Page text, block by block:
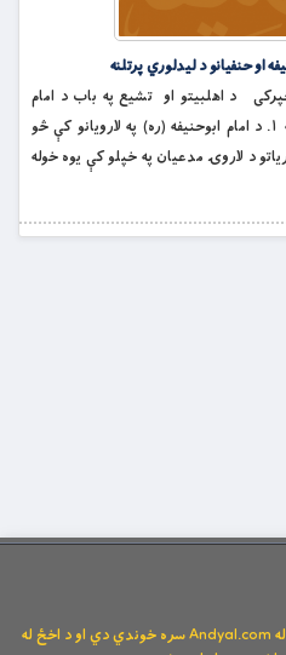
او حنفیانو د لیدلوري پرتلنه
د اهلبیتو او تشیع په باب د امام
ابوحنیفه او حنفیانو د لیدلوري پرتلنه ١. د امام ابوحنيفه (ره) په لارويانو کې څو
د لاروۍ مدعيان په خپلو کې يوه خوله
د وېبپاڼې ټولې توکیزې او مانیزې رښتې له Andyal.com سره خوندي دي او د اخځ له